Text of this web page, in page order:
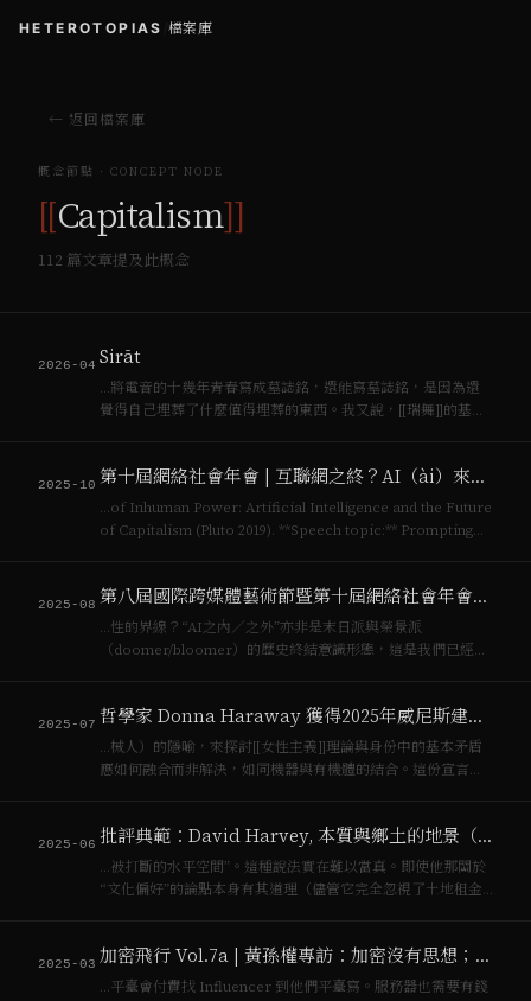
HETEROTOPIAS 檔案庫
← 返回檔案庫
概念節點 · CONCEPT NODE
[[Capitalism]]
112 篇文章提及此概念
2026-04 Sirāt
…將電音的十幾年青春寫成墓誌銘，還能寫墓誌銘，是因為還
覺得自己埋葬了什麼值得埋葬的東西。我又說，[[瑞舞]]的基進
在人群中，等到面孔清…
2025-10 第十屆網絡社會年會 | 互聯網之終？AI（ài）來不來
…of Inhuman Power: Artificial Intelligence and the Future
of Capitalism (Pluto 2019). **Speech topic:** Prompting
2025-08 第八屆國際跨媒體藝術節暨第十屆網絡社會年會｜青年學者論壇徵稿啟事
…性的界線？“AI之內／之外”亦非是末日派與榮景派
（doomer/bloomer）的歷史終結意識形態，這是我們已經太
現在AI治理的問題更隱諱，歷…
2025-07 哲學家 Donna Haraway 獲得2025年威尼斯建築雙年展終身成就金獅獎之殊榮
…械人）的隱喻，來探討[[女性主義]]理論與身份中的基本矛盾
應如何融合而非解決，如同機器與有機體的結合。這份宣言也
2025-06 批評典範：David Harvey, 本質與鄉土的地景（1984）
…被打斷的水平空間”。這種說法實在難以當真。即使他那關於
“文化偏好”的論點本身有其道理（儘管它完全忽視了土地租金
(https://pub-ab…
2025-03 加密飛行 Vol.7a | 黃孫權專訪：加密沒有思想；朋友們啊，我們還在被殖民
…平臺會付費找 Influencer 到他們平臺寫。服務器也需要有錢